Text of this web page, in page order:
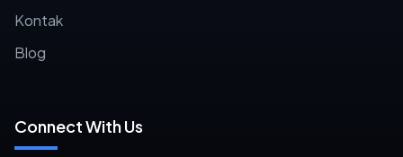
Kontak
Blog
Connect With Us